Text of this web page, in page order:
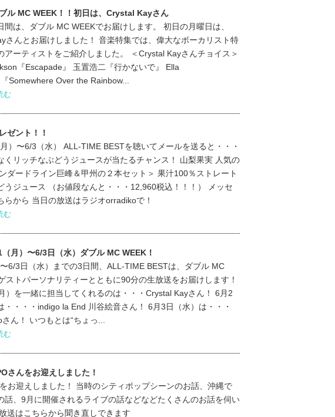
ル MC WEEK！！初日は、Crystal Kayさん
間は、ダブル MC WEEKでお届けします。 初日の月曜日は、
さんとお届けしました！ 音楽特集では、偉大なボーカリスト特
アーティストをご紹介しました。 ＜Crystal Kayさんチョイス＞
『Escapade』 玉置浩二『行かないで』 Ella
Somewhere Over the Rainbow...
む
ゼント！！
）〜6/3（水） ALL-TIME BESTを聴いてメールを送ると・・・
くリッチなぶどうジュースが当たるチャンス！ 山梨果実 人気の
ダードライン巨峰＆甲州の２本セット＞ 果汁100％ストレート
うジュース （お値段なんと・・・12,960税込！！！） メッセ
らから 当日の放送はラジオorradikoで！
む
月）〜6/3日（水）ダブル MC WEEK！
6/3日（水）までの3日間、ALL-TIME BESTは、ダブル MC
ストパーソナリティーとともに90分の生放送をお届けします！
）を一緒に担当してくれるのは・・・Crystal Kayさん！ 6月2
・・・・indigo la End 川谷絵音さん！ 6月3日（水）は・・・
ん！ いつもとは“ちょっ...
む
さんをお迎えしました！
お迎えしました！ 当時のシティポップシーンのお話、沖縄で
話、9月に開催されるライブの話などなどたくさんのお話を伺い
送はこちらから聞き直しできます